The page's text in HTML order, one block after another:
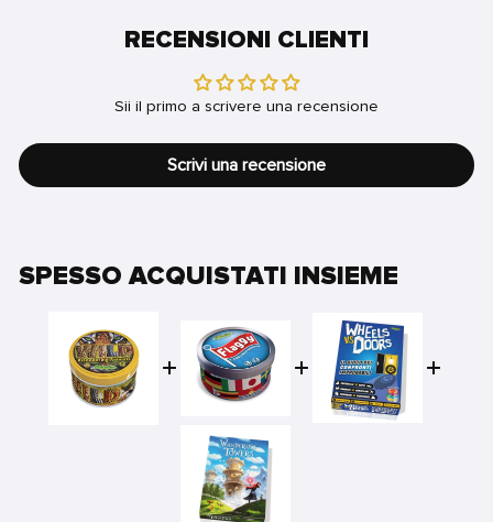
RECENSIONI CLIENTI
Sii il primo a scrivere una recensione
Scrivi una recensione
SPESSO ACQUISTATI INSIEME